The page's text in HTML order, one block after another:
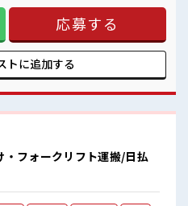
≪初めての仕事だけど自分にもで
レンジするのは不安だけど、 しっ
ます！ イチからスキルUP・ステップ
！ ≪様々なお仕事をご提案≫ 一人で
のお仕事です！ ■職場の雰囲
なければヘアカラーOK！ 20代の若
もしちゃおう！
応募する
トに追加する
・フォークリフト運搬/日払